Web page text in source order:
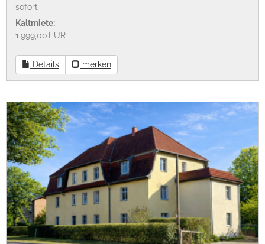
sofort
Kaltmiete:
1.999,00 EUR
Details merken